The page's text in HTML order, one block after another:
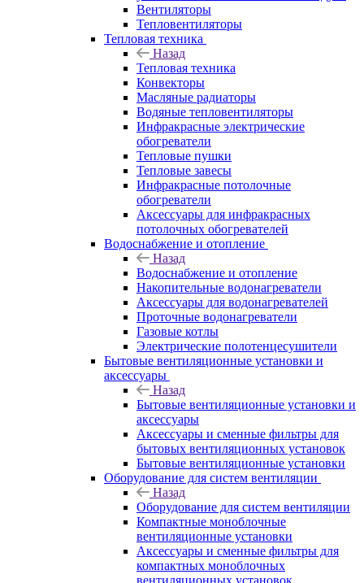
Вентиляторы
Тепловентиляторы
Тепловая техника
Назад
Тепловая техника
Конвекторы
Масляные радиаторы
Водяные тепловентиляторы
Инфракрасные электрические
обогреватели
Тепловые пушки
Тепловые завесы
Инфракрасные потолочные
обогреватели
Аксессуары для инфракрасных
потолочных обогревателей
Водоснабжение и отопление
Назад
Водоснабжение и отопление
Накопительные водонагреватели
Аксессуары для водонагревателей
Проточные водонагреватели
Газовые котлы
Электрические полотенцесушители
Бытовые вентиляционные установки и
аксессуары
Назад
Бытовые вентиляционные установки и
аксессуары
Аксессуары и сменные фильтры для
бытовых вентиляционных установок
Бытовые вентиляционные установки
Оборудование для систем вентиляции
Назад
Оборудование для систем вентиляции
Компактные моноблочные
вентиляционные установки
Аксессуары и сменные фильтры для
компактных моноблочных
вентиляционных установок